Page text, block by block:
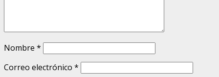
Nombre *
Correo electrónico *